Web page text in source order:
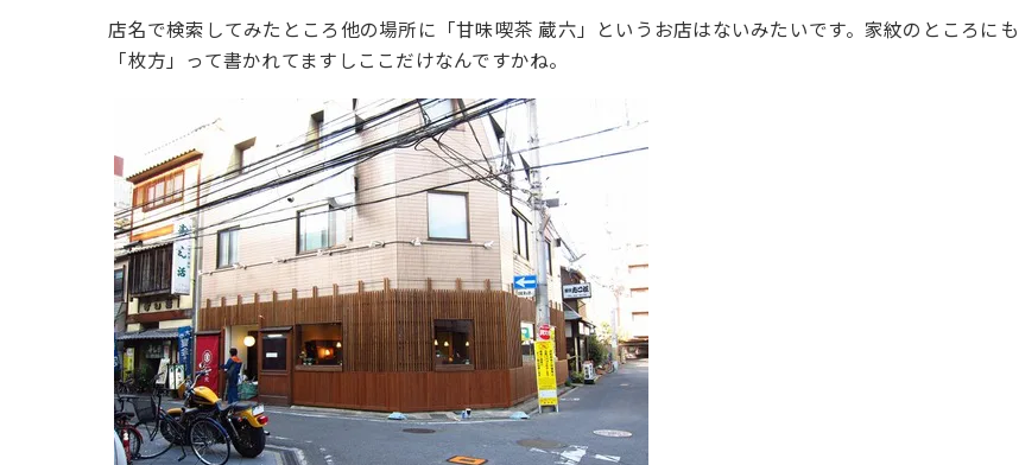
店名で検索してみたところ他の場所に「甘味喫茶 蔵六」というお店はないみたいです。家紋のところにも
「枚方」って書かれてますしここだけなんですかね。